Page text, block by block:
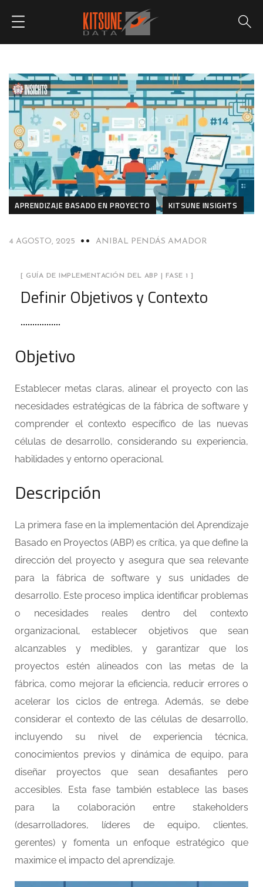
APRENDIZAJE BASADO EN PROYECTO KITSUNE INSIGHTS
4 AGOSTO, 2025 ANIBAL PENDÁS AMADOR
[ GUÍA DE IMPLEMENTACIÓN DEL ABP | FASE 1 ]
Definir Objetivos y Contexto
Objetivo
Establecer metas claras, alinear el proyecto con las
necesidades estratégicas de la fábrica de software y
comprender el contexto específico de las nuevas
células de desarrollo, considerando su experiencia,
habilidades y entorno operacional.
Descripción
La primera fase en la implementación del Aprendizaje
Basado en Proyectos (ABP) es crítica, ya que define la
dirección del proyecto y asegura que sea relevante
para la fábrica de software y sus unidades de
desarrollo. Este proceso implica identificar problemas
o necesidades reales dentro del contexto
organizacional, establecer objetivos que sean
alcanzables y medibles, y garantizar que los
proyectos estén alineados con las metas de la
fábrica, como mejorar la eficiencia, reducir errores o
acelerar los ciclos de entrega. Además, se debe
considerar el contexto de las células de desarrollo,
incluyendo su nivel de experiencia técnica,
conocimientos previos y dinámica de equipo, para
diseñar proyectos que sean desafiantes pero
accesibles. Esta fase también establece las bases
para la colaboración entre stakeholders
(desarrolladores, líderes de equipo, clientes,
gerentes) y fomenta un enfoque estratégico que
maximice el impacto del aprendizaje.